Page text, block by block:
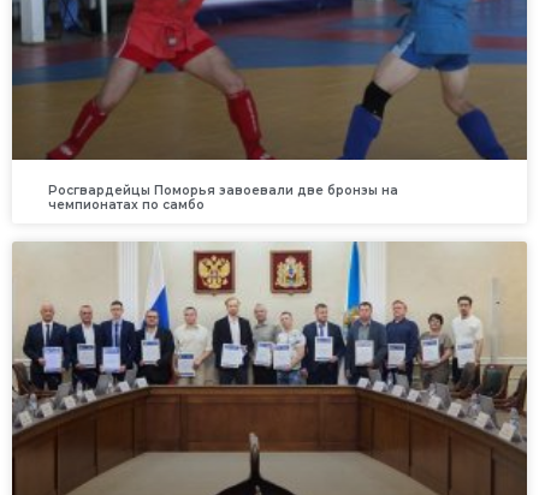
Росгвардейцы Поморья завоевали две бронзы на
чемпионатах по самбо